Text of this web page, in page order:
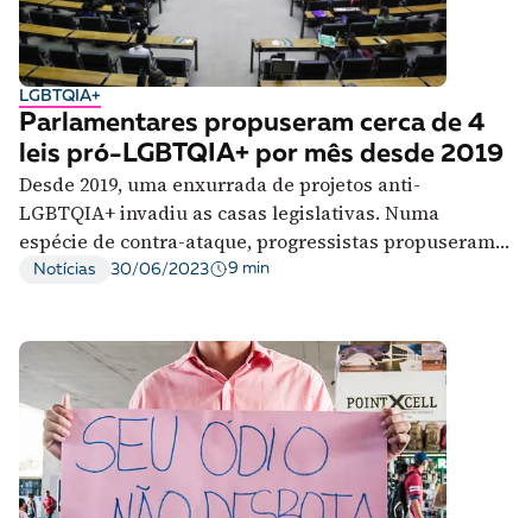
Apoie a Brasil de Direitos
A [BD] conta as histórias de quem defende
direitos humanos no Brasil. Para continuar,
esse trabalho precisa da sua doação!
VEJA COMO APOIAR!
LGBTQIA+
Parlamentares propuseram cerca de 4
leis pró-LGBTQIA+ por mês desde 2019
Desde 2019, uma enxurrada de projetos anti-
LGBTQIA+ invadiu as casas legislativas. Numa
espécie de contra-ataque, progressistas propuseram
209 PLs em favor dessa população
Notícias 30/06/2023 9 min